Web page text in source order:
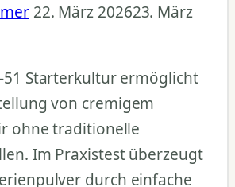
22. März 202623. März
51 Starterkultur ermöglicht
von cremigem
ohne traditionelle
Im Praxistest überzeugt
durch einfache